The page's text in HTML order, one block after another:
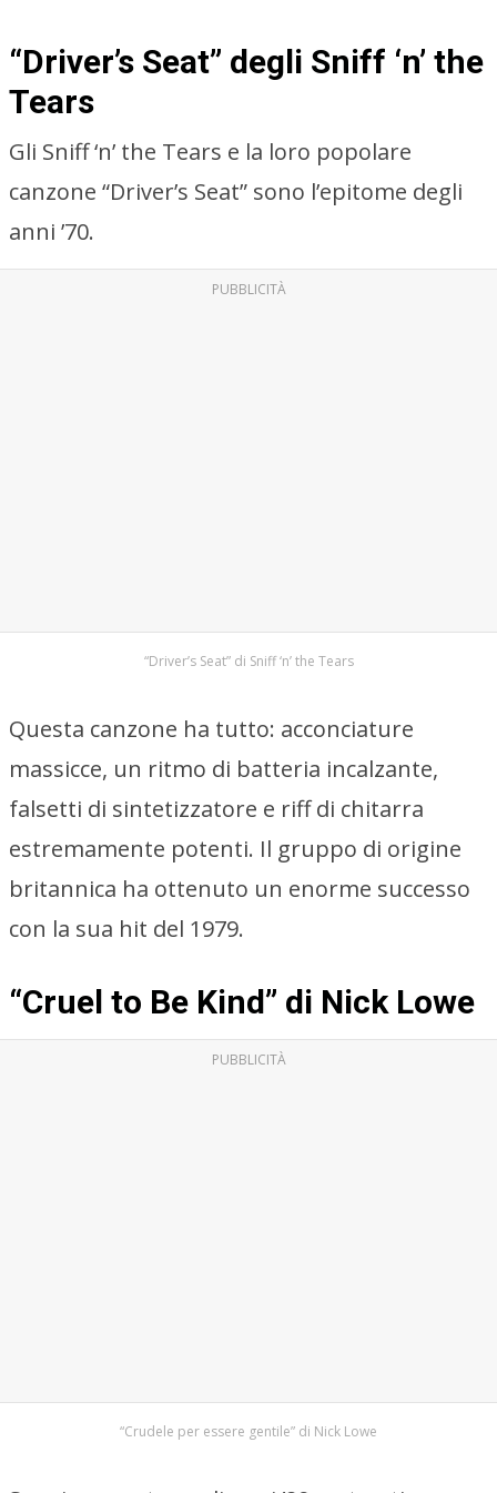
“Driver’s Seat” degli Sniff ‘n’ the
Tears
Gli Sniff ‘n’ the Tears e la loro popolare
canzone “Driver’s Seat” sono l’epitome degli
anni ’70.
PUBBLICITÀ
“Driver’s Seat” di Sniff ‘n’ the Tears
Questa canzone ha tutto: acconciature
massicce, un ritmo di batteria incalzante,
falsetti di sintetizzatore e riff di chitarra
estremamente potenti. Il gruppo di origine
britannica ha ottenuto un enorme successo
con la sua hit del 1979.
“Cruel to Be Kind” di Nick Lowe
PUBBLICITÀ
“Crudele per essere gentile” di Nick Lowe